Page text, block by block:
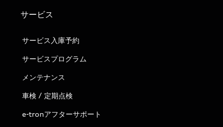
サービス
サービス入庫予約
サービスプログラム
メンテナンス
車検 / 定期点検
e-tronアフターサポート